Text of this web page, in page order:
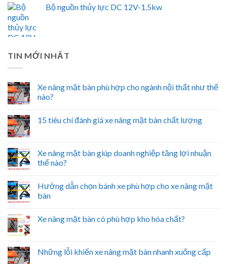
Bộ nguồn thủy lực DC 12V-1.5kw
TIN MỚI NHẤT
Xe nâng mặt bàn phù hợp cho ngành nội thất như thế
nào?
15 tiêu chí đánh giá xe nâng mặt bàn chất lượng
Xe nâng mặt bàn giúp doanh nghiệp tăng lợi nhuận
thế nào?
Hướng dẫn chọn bánh xe phù hợp cho xe nâng mặt
bàn
Xe nâng mặt bàn có phù hợp kho hóa chất?
Những lỗi khiến xe nâng mặt bàn nhanh xuống cấp